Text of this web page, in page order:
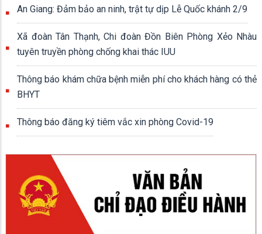
An Giang: Đảm bảo an ninh, trật tự dịp Lễ Quốc khánh 2/9
Xã đoàn Tân Thạnh, Chi đoàn Đồn Biên Phòng Xẻo Nhàu
tuyên truyền phòng chống khai thác IUU
Thông báo khám chữa bệnh miễn phí cho khách hàng có thẻ
BHYT
Thông báo đăng ký tiêm vắc xin phòng Covid-19